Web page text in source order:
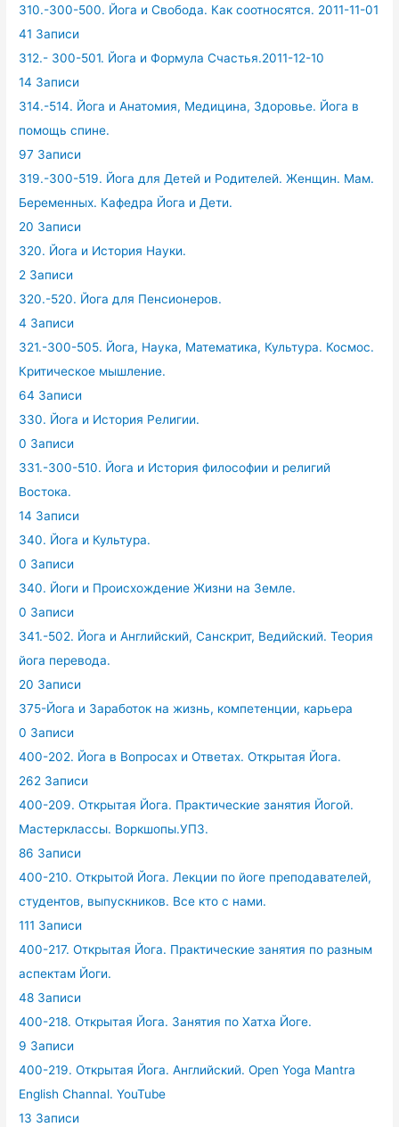
310.-300-500. Йога и Свобода. Как соотносятся. 2011-11-01
41 Записи
312.- 300-501. Йога и Формула Счастья.2011-12-10
14 Записи
314.-514. Йога и Анатомия, Медицина, Здоровье. Йога в
помощь спине.
97 Записи
319.-300-519. Йога для Детей и Родителей. Женщин. Мам.
Беременных. Кафедра Йога и Дети.
20 Записи
320. Йога и История Науки.
2 Записи
320.-520. Йога для Пенсионеров.
4 Записи
321.-300-505. Йога, Наука, Математика, Культура. Космос.
Критическое мышление.
64 Записи
330. Йога и История Религии.
0 Записи
331.-300-510. Йога и История философии и религий
Востока.
14 Записи
340. Йога и Культура.
0 Записи
340. Йоги и Происхождение Жизни на Земле.
0 Записи
341.-502. Йога и Английский, Санскрит, Ведийский. Теория
йога перевода.
20 Записи
375-Йога и Заработок на жизнь, компетенции, карьера
0 Записи
400-202. Йога в Вопросах и Ответах. Открытая Йога.
262 Записи
400-209. Открытая Йога. Практические занятия Йогой.
Мастерклассы. Воркшопы.УПЗ.
86 Записи
400-210. Открытой Йога. Лекции по йоге преподавателей,
студентов, выпускников. Все кто с нами.
111 Записи
400-217. Открытая Йога. Практические занятия по разным
аспектам Йоги.
48 Записи
400-218. Открытая Йога. Занятия по Хатха Йоге.
9 Записи
400-219. Открытая Йога. Английский. Open Yoga Mantra
English Channal. YouTube
13 Записи